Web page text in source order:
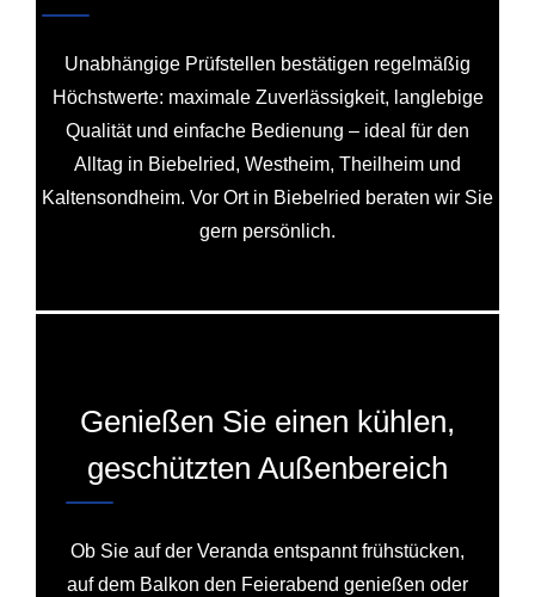
Unabhängige Prüfstellen bestätigen regelmäßig
Höchstwerte: maximale Zuverlässigkeit, langlebige
Qualität und einfache Bedienung – ideal für den
Alltag in Biebelried, Westheim, Theilheim und
Kaltensondheim. Vor Ort in Biebelried beraten wir Sie
gern persönlich.
Genießen Sie einen kühlen,
geschützten Außenbereich
Ob Sie auf der Veranda entspannt frühstücken,
auf dem Balkon den Feierabend genießen oder